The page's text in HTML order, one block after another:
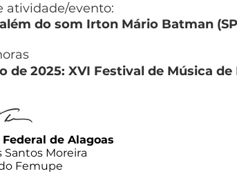
atividade/evento:
do som Irton Mário Batman
de 2025: XVI Festival de Música de
de Alagoas
Santos Moreira
Femupe